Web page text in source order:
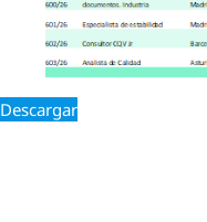
Descargar